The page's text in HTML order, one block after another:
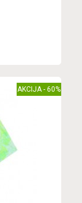
AKCIJA - 60%